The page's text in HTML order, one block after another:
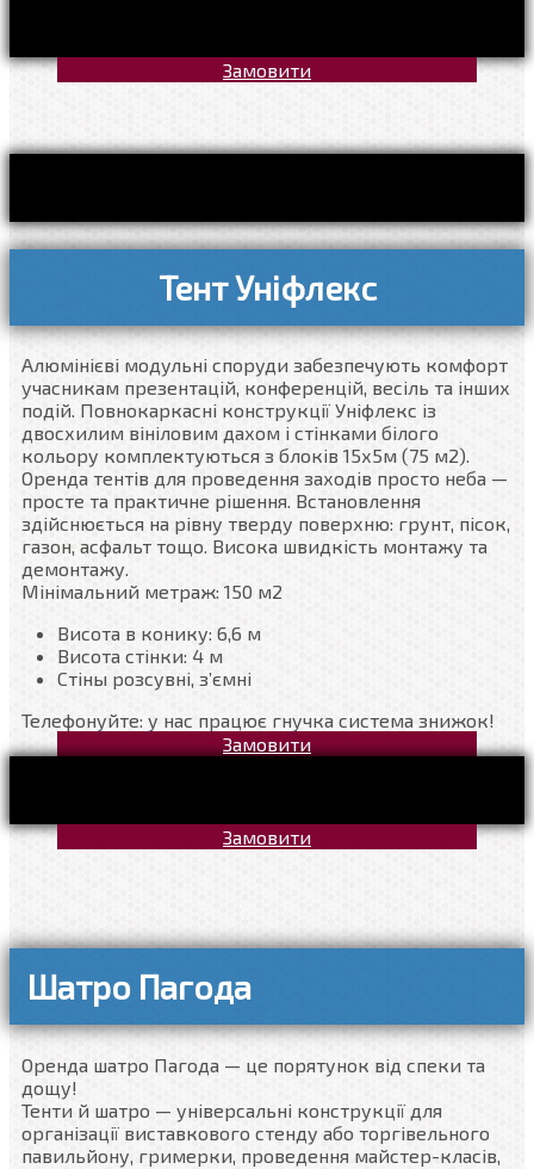
Замовити
Тент Уніфлекс
Алюмінієві модульні споруди забезпечують комфорт
учасникам презентацій, конференцій, весіль та інших
подій. Повнокаркасні конструкції Уніфлекс із
двосхилим вініловим дахом і стінками білого
кольору комплектуються з блоків 15х5м (75 м2).
Оренда тентів для проведення заходів просто неба —
просте та практичне рішення. Встановлення
здійснюється на рівну тверду поверхню: грунт, пісок,
газон, асфальт тощо. Висока швидкість монтажу та
демонтажу.
Мінімальний метраж: 150 м2
Висота в конику: 6,6 м
Висота стінки: 4 м
Стіны розсувні, з’ємні
Телефонуйте: у нас працює гнучка система знижок!
Замовити
Замовити
Шатро Пагода
Оренда шатро Пагода — це порятунок від спеки та
дощу!
Тенти й шатро — універсальні конструкції для
організації виставкового стенду або торгівельного
павильйону, гримерки, проведення майстер-класів,